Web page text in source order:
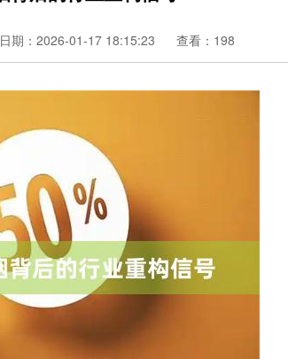
日期：2026-01-17 18:15:23 查看：198